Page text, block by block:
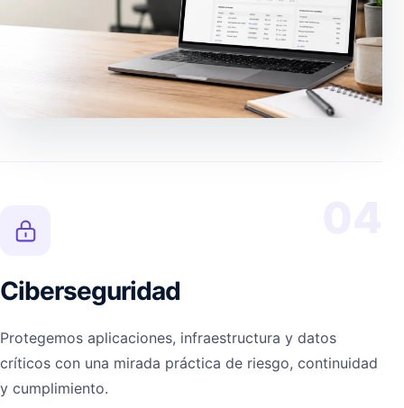
Ciberseguridad
Protegemos aplicaciones, infraestructura y datos
críticos con una mirada práctica de riesgo, continuidad
y cumplimiento.